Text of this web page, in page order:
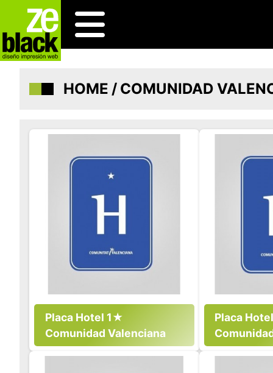
HOME / COMUNIDAD
Placa Hotel 1★
Comunidad Valenciana
Placa